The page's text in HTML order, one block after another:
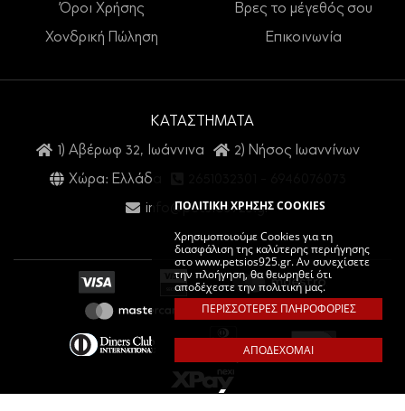
ΠΟΛΙΤΙΚΗ ΧΡΗΣΗΣ COOKIES
Χρησιμοποιούμε Cookies για τη
διασφάλιση της καλύτερης περιήγησης
στο www.petsios925.gr. Αν συνεχίσετε
την πλοήγηση, θα θεωρηθεί ότι
αποδέχεστε την πολιτική μας.
ΠΕΡΙΣΣΟΤΕΡΕΣ ΠΛΗΡΟΦΟΡΙΕΣ
ΑΠΟΔΕΧΟΜΑΙ
Όροι Χρήσης
Χονδρική Πώληση
Βρες το μέγεθός σου
Επικοινωνία
ΚΑΤΑΣΤΗΜΑΤΑ
1) Αβέρωφ 32, Ιωάννινα
2) Νήσος Ιωαννίνων
Χώρα: Ελλάδα
info@petsios925.gr